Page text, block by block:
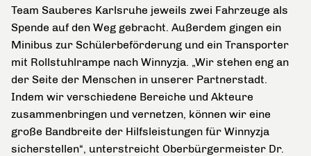
Team Sauberes Karlsruhe jeweils zwei Fahrzeuge als
Spende auf den Weg gebracht. Außerdem gingen ein
Minibus zur Schülerbeförderung und ein Transporter
mit Rollstuhlrampe nach Winnyzja. „Wir stehen eng an
der Seite der Menschen in unserer Partnerstadt.
Indem wir verschiedene Bereiche und Akteure
zusammenbringen und vernetzen, können wir eine
große Bandbreite der Hilfsleistungen für Winnyzja
sicherstellen“, unterstreicht Oberbürgermeister Dr.